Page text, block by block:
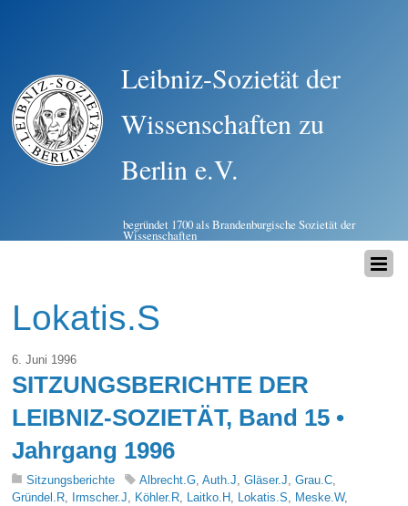
Leibniz-Sozietät der
Wissenschaften zu
Berlin e.V.
begründet 1700 als Brandenburgische Sozietät der
Wissenschaften
Lokatis.S
6. Juni 1996
SITZUNGSBERICHTE DER
LEIBNIZ-SOZIETÄT, Band 15 •
Jahrgang 1996
Sitzungsberichte Albrecht.G,Auth.J,Gläser.J,Grau.C,
Gründel.R, Irmscher.J, Köhler.R, Laitko.H , Lokatis.S, Meske.W,